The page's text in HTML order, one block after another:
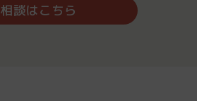
相談はこちら